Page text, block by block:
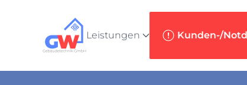
Zum Hauptinhalt springen
Leistungen Kunden-/